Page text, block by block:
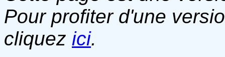
Pour profiter d'une
cliquez ici.